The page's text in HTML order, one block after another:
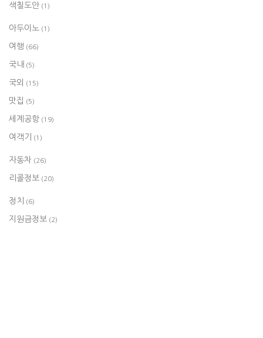
색칠도안 (1)
아두이노 (1)
여행 (66)
국내 (5)
국외 (15)
맛집 (5)
세계공항 (19)
여객기 (1)
자동차 (26)
리콜정보 (20)
정치 (6)
지원금정보 (2)